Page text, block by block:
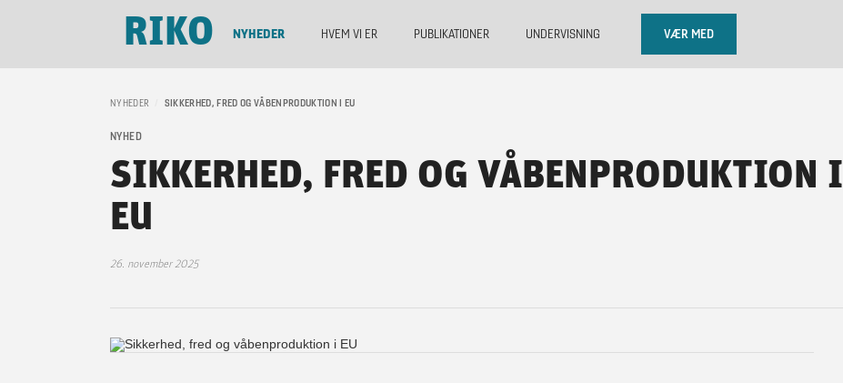
RIKO NYHEDER HVEM VI ER PUBLIKATIONER UNDERVISNING VÆR MED
NYHEDER SIKKERHED, FRED OG VÅBENPRODUKTION I EU
NYHED
SIKKERHED, FRED OG VÅBENPRODUKTION I
EU
26. november 2025